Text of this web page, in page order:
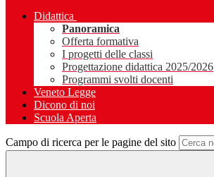
Didattica
Panoramica
Offerta formativa
I progetti delle classi
Progettazione didattica 2025/2026
Programmi svolti docenti
Veneto Legge
Dicono di noi
Scuola Aperta
Campo di ricerca per le pagine del sito